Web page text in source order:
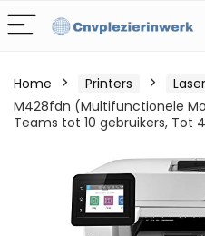
Home Printers
M428fdn (Multifunctionele
Teams tot 10 gebruikers, Tot